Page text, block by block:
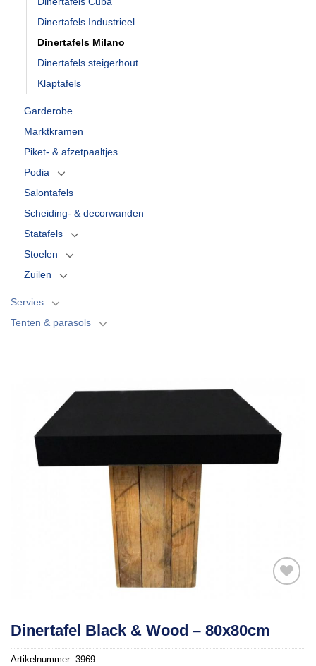
Dinertafels Industrieel
Dinertafels Milano
Dinertafels steigerhout
Klaptafels
Garderobe
Marktkramen
Piket- & afzetpaaltjes
Podia
Salontafels
Scheiding- & decorwanden
Statafels
Stoelen
Zuilen
Servies
Tenten & parasols
aan
verlanglijst
Dinertafel Black & Wood – 80x80cm
Artikelnummer: 3969